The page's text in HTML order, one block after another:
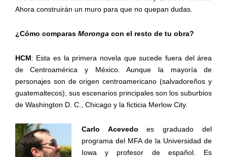
Ahora construirán un muro para que no quepan dudas.
¿Cómo comparas Moronga con el resto de tu obra?
HCM: Esta es la primera novela que sucede fuera del área
de Centroamérica y México. Aunque la mayoría de
personajes son de origen centroamericano (salvadoreños y
guatemaltecos), sus escenarios principales son los suburbios
de Washington D. C., Chicago y la ficticia Merlow City.
Carlo Acevedo es graduado del
programa del MFA de la Universidad de
Iowa y profesor de español. Es